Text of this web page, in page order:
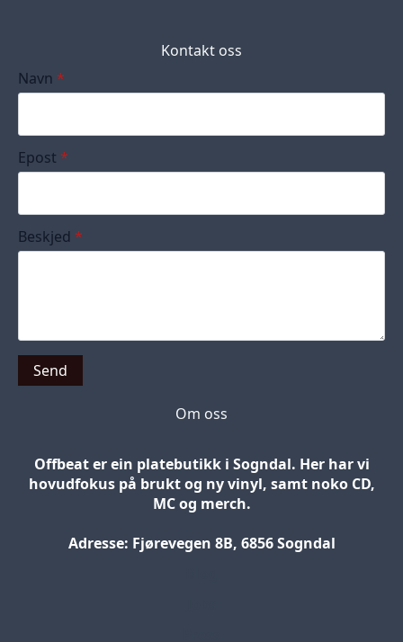
Kontakt oss
Navn *
Epost *
Beskjed *
Send
Om oss
Offbeat er ein platebutikk i Sogndal. Her har vi
hovudfokus på brukt og ny vinyl, samt noko CD,
MC og merch.
Adresse: Fjørevegen 8B, 6856 Sogndal